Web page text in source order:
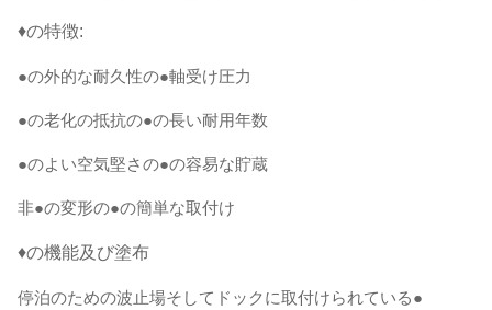
♦の特徴:
●の外的な耐久性の●軸受け圧力
●の老化の抵抗の●の長い耐用年数
●のよい空気堅さの●の容易な貯蔵
非●の変形の●の簡単な取付け
♦の機能及び塗布
停泊のための波止場そしてドックに取付けられている●